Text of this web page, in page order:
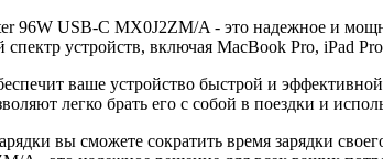
96W USB-C MX0J2ZM/A - это надежное и
устройств, включая MacBook Pro, iPad
ваше устройство быстрой и
легко брать его с собой в поездки и
вы сможете сократить время зарядки